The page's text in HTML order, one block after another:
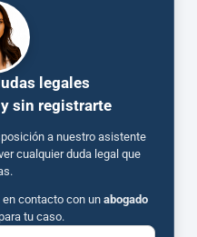
legales
sin registrarte
a nuestro asistente
cualquier duda legal que
contacto con un abogado
tu caso.